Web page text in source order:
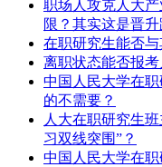
职场人攻克人大
限？其实这是晋升
在职研究生能否
离职状态能否报
中国人民大学在
的不需要？
人大在职研究生
习双线突围”？
中国人民大学在